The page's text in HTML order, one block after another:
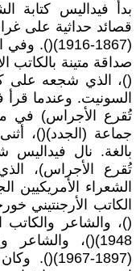
بدأ فيداليس كتابة
قصائد حداثية على
(1867-
()، الذي شجعه على
السونيت. وعندما
تُقرع الأجراس) في
جماعة (الجدد)()،
بالغة. نال
1948)()،
(1897-